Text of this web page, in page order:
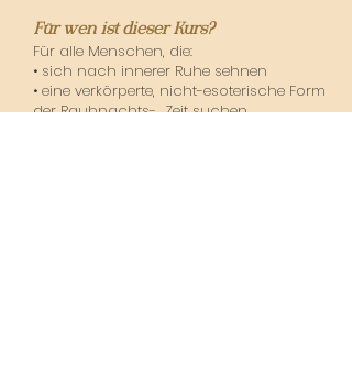
Für wen ist dieser Kurs?
Für alle Menschen, die:
• sich nach innerer Ruhe sehnen
• eine verkörperte, nicht-esoterische Form
der Rauhnachts- Zeit suchen